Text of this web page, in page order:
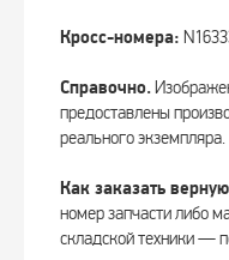
Кросс-номера:
Справочно.
предоставлены
реального экземпляра.
Как заказать
номер запчасти либо
складской техники —